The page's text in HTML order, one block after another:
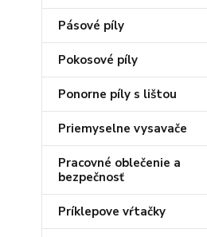
Pásové píly
Pokosové píly
Ponorne píly s lištou
Priemyselne vysavače
Pracovné oblečenie a
bezpečnosť
Príklepove vŕtačky